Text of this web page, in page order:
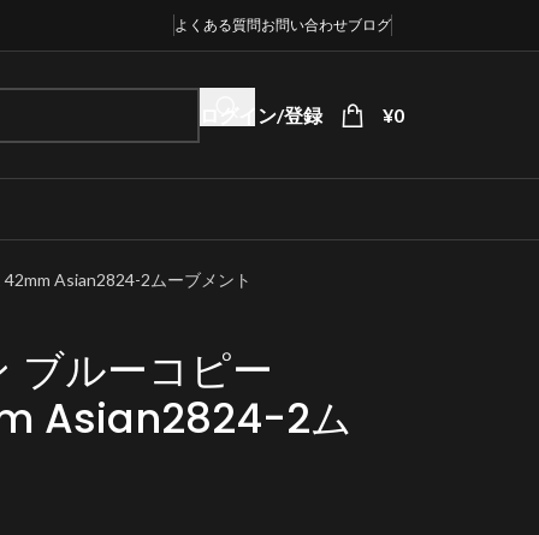
よくある質問お問い合わせブログ
ログイン/登録 ¥0
Asian2824-2ムーブメント
ブルーコピー
Asian2824-2ム